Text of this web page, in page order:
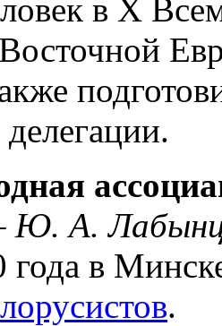
в X
Ю. А.
года в
.